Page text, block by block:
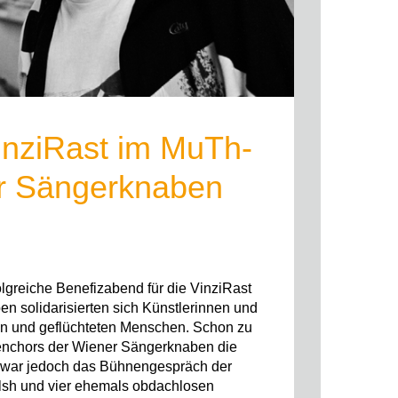
im MuTh-
Sängerknaben
Benefizabend für die VinziRast
solidarisierten sich Künstlerinnen und
und geflüchteten Menschen. Schon zu
der Wiener Sängerknaben die
jedoch das Bühnengespräch der
und vier ehemals obdachlosen